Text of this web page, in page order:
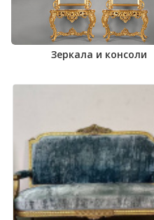
Зеркала и консоли